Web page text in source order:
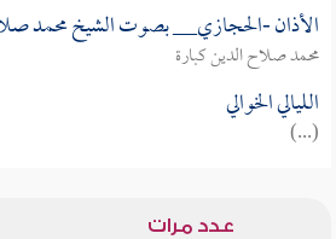
الأذان -الحجازي__ بصوت الشيخ محمد
محمد صلاح الدين كبارة
الليالي الخوالي
(...)
عدد مرات